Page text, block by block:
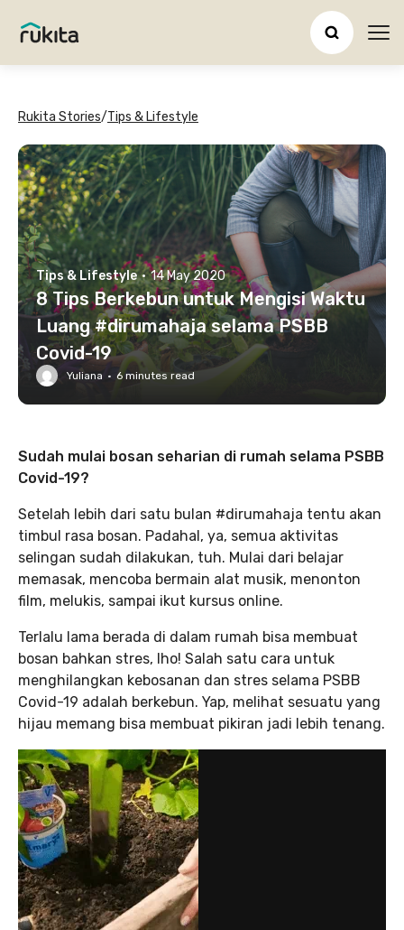
Rukita Stories/Tips & Lifestyle
Tips & Lifestyle · 14 May 2020
8 Tips Berkebun untuk Mengisi Waktu
Luang #dirumahaja selama PSBB
Covid-19
Yuliana · 6 minutes read
Sudah mulai bosan seharian di rumah selama PSBB
Covid-19?
Setelah lebih dari satu bulan #dirumahaja tentu akan
timbul rasa bosan. Padahal, ya, semua aktivitas
selingan sudah dilakukan, tuh. Mulai dari belajar
memasak, mencoba bermain alat musik, menonton
film, melukis, sampai ikut kursus online.
Terlalu lama berada di dalam rumah bisa membuat
bosan bahkan stres, lho! Salah satu cara untuk
menghilangkan kebosanan dan stres selama PSBB
Covid-19 adalah berkebun. Yap, melihat sesuatu yang
hijau memang bisa membuat pikiran jadi lebih tenang.